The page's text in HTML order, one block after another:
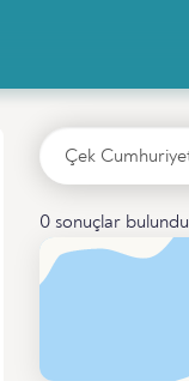
0 sonuçlar bulundu